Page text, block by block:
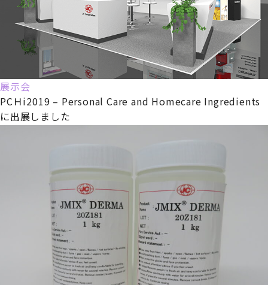
展示会
PCＨi2019 – Personal Care and Homecare Ingredients
に出展しました